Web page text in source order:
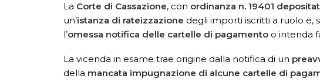
La Corte di Cassazione, con ordinanza n. 19401
un’istanza di rateizzazione degli importi iscritti a ruolo e,
l’omessa notifica delle cartelle di pagamento o intenda
La vicenda in esame trae origine dalla notifica di un
della mancata impugnazione di alcune cartelle di